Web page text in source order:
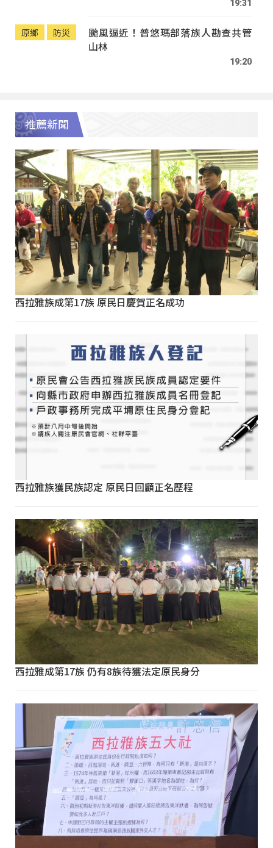
19:31
原鄉 防災
颱風逼近！普悠瑪部落族人勘查共管
山林
19:20
推薦新聞
西拉雅族成第17族 原民日慶賀正名成功
西拉雅族獲民族認定 原民日回顧正名歷程
西拉雅成第17族 仍有8族待獲法定原民身分